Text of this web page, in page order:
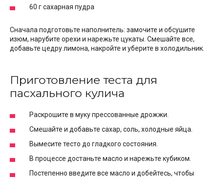
60 г сахарная пудра
Сначала подготовьте наполнитель: замочите и обсушите
изюм, нарубите орехи и нарежьте цукаты. Смешайте все,
добавьте цедру лимона, накройте и уберите в холодильник.
Приготовление теста для
пасхального кулича
Раскрошите в муку прессованные дрожжи.
Смешайте и добавьте сахар, соль, холодные яйца.
Вымесите тесто до гладкого состояния.
В процессе достаньте масло и нарежьте кубиком.
Постепенно введите все масло и добейтесь, чтобы